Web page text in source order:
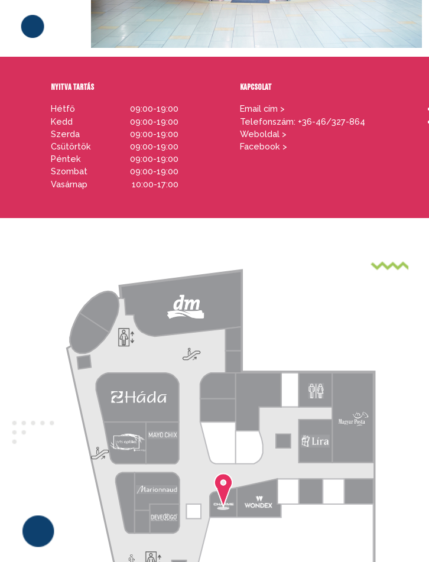
NYITVA TARTÁS
Hétfő
09:00-19:00
Kedd
09:00-19:00
Szerda
09:00-19:00
Csütörtök
09:00-19:00
Péntek
09:00-19:00
Szombat
09:00-19:00
Vasárnap
10:00-17:00
KAPCSOLAT
Email cím >
Telefonszám: +36-46/327-864
Weboldal >
Facebook >
PARKOLÓ